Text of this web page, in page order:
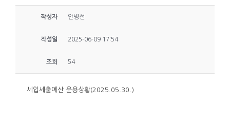
작성자 안병선
작성일 2025-06-09 17:54
조회 54
세입세출예산 운용상황(2025.05.30.)